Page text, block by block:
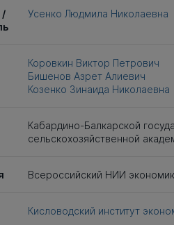
/
Усенко Людмила Николаевна
Коровкин Виктор Петрович
Бишенов Азрет Алиевич
Козенко Зинаида Николаевна
Кабардино-Балкарской
сельскохозяйственной
Всероссийский НИИ
Кисловодский институт